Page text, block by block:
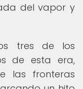
del vapor y
tres de los
de esta era,
las fronteras